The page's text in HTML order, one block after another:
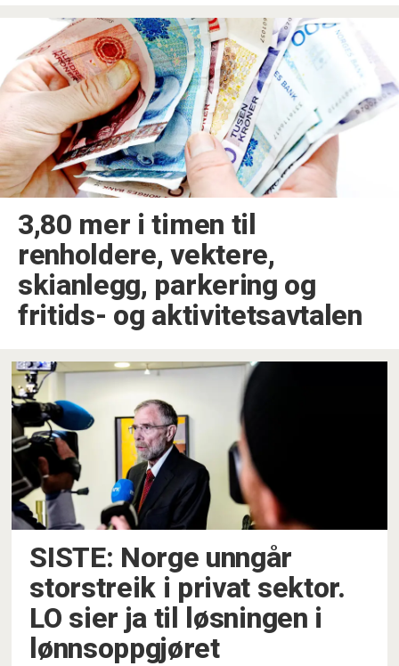
3,80 mer i timen til
renholdere, vektere,
skianlegg, parkering og
fritids- og aktivitetsavtalen
SISTE: Norge unngår
storstreik i privat sektor.
LO sier ja til løsningen i
lønnsoppgjøret